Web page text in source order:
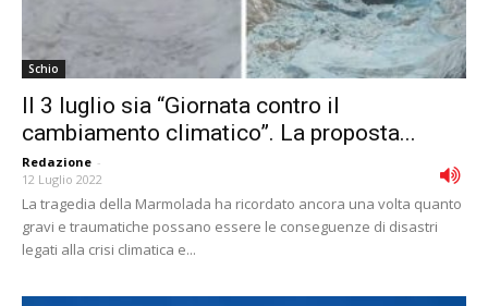
Schio
Il 3 luglio sia “Giornata contro il
cambiamento climatico”. La proposta...
Redazione -
12 Luglio 2022
La tragedia della Marmolada ha ricordato ancora una volta quanto
gravi e traumatiche possano essere le conseguenze di disastri
legati alla crisi climatica e...